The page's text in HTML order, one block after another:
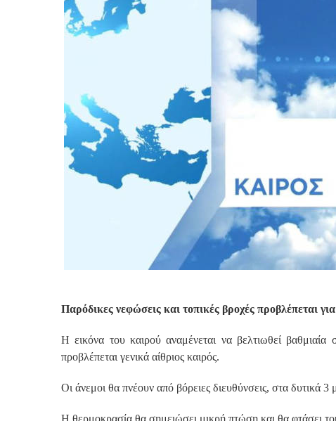
Παρόδικες νεφώσεις και τοπικές βροχές προβλέπεται
Η εικόνα του καιρού αναμένεται να βελτιωθεί
προβλέπεται γενικά αίθριος καιρός.
Οι άνεμοι θα πνέουν από βόρειες διευθύνσεις, στα δυτικά
Η θερμοκρασία θα σημειώσει μικρή πτώση και θα φτάσει